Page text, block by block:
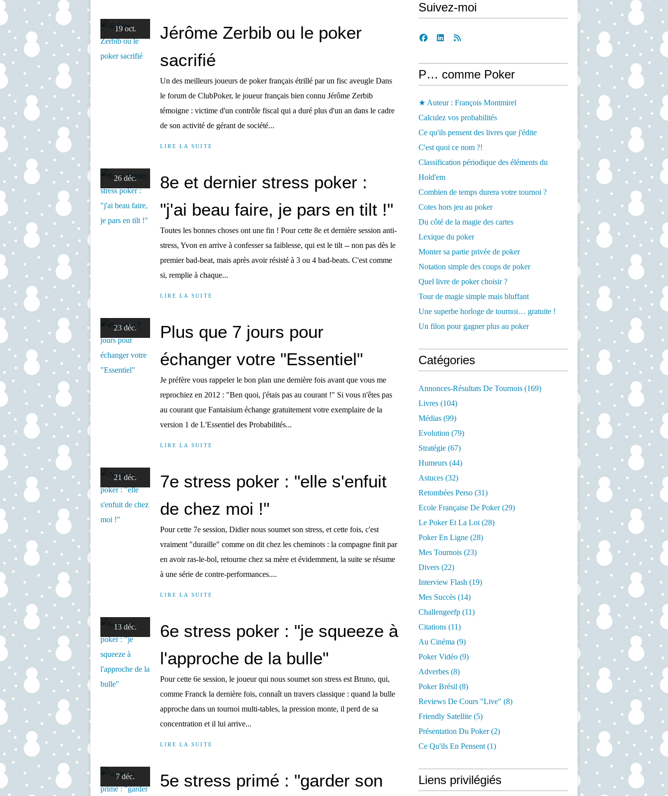
19 oct.
Jérôme Zerbib ou le poker
sacrifié
Un des meilleurs joueurs de poker français étrillé par un fisc aveugle Dans
le forum de ClubPoker, le joueur français bien connu Jérôme Zerbib
témoigne : victime d'un contrôle fiscal qui a duré plus d'un an dans le cadre
de son activité de gérant de société...
LIRE LA SUITE
26 déc.
8e et dernier stress poker :
"j'ai beau faire, je pars en tilt !"
Toutes les bonnes choses ont une fin ! Pour cette 8e et dernière session anti-
stress, Yvon en arrive à confesser sa faiblesse, qui est le tilt -- non pas dès le
premier bad-beat, mais après avoir résisté à 3 ou 4 bad-beats. C'est comme
si, remplie à chaque...
LIRE LA SUITE
23 déc.
Plus que 7 jours pour
échanger votre "Essentiel"
Je préfère vous rappeler le bon plan une dernière fois avant que vous me
reprochiez en 2012 : "Ben quoi, j'étais pas au courant !" Si vous n'êtes pas
au courant que Fantaisium échange gratuitement votre exemplaire de la
version 1 de L'Essentiel des Probabilités...
LIRE LA SUITE
21 déc.
7e stress poker : "elle s'enfuit
de chez moi !"
Pour cette 7e session, Didier nous soumet son stress, et cette fois, c'est
vraiment "duraille" comme on dit chez les cheminots : la compagne finit par
en avoir ras-le-bol, retourne chez sa mère et évidemment, la suite se résume
à une série de contre-performances....
LIRE LA SUITE
13 déc.
6e stress poker : "je squeeze à
l'approche de la bulle"
Pour cette 6e session, le joueur qui nous soumet son stress est Bruno, qui,
comme Franck la dernière fois, connaît un travers classique : quand la bulle
approche dans un tournoi multi-tables, la pression monte, il perd de sa
concentration et il lui arrive...
LIRE LA SUITE
7 déc.
5e stress primé : "garder son
Suivez-moi
P… comme Poker
★ Auteur : François Montmirel
Calculez vos probabilités
Ce qu'ils pensent des livres que j'édite
C'est quoi ce nom ?!
Classification périodique des éléments du
Hold'em
Combien de temps durera votre tournoi ?
Cotes hors jeu au poker
Du côté de la magie des cartes
Lexique du poker
Monter sa partie privée de poker
Notation simple des coups de poker
Quel livre de poker choisir ?
Tour de magie simple mais bluffant
Une superbe horloge de tournoi… gratuite !
Un filon pour gagner plus au poker
Catégories
Annonces-Résultats De Tournois (169)
Livres (104)
Médias (99)
Evolution (79)
Stratégie (67)
Humeurs (44)
Astuces (32)
Retombées Perso (31)
Ecole Française De Poker(29)
Le Poker Et La Loi (28)
Poker En Ligne (28)
Mes Tournois (23)
Divers (22)
Interview Flash (19)
Mes Succès (14)
Challengeefp (11)
Citations (11)
Au Cinéma (9)
Poker Vidéo (9)
Adverbes (8)
Poker Brésil (8)
Reviews De Cours "live" (8)
Friendly Satellite (5)
Présentation Du Poker(2)
Ce Qu'ils En Pensent (1)
Liens privilégiés